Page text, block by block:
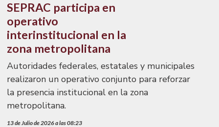
SEPRAC participa en
operativo
interinstitucional en la
zona metropolitana
Autoridades federales, estatales y municipales
realizaron un operativo conjunto para reforzar
la presencia institucional en la zona
metropolitana.
13 de Julio de 2026 a las 08:23